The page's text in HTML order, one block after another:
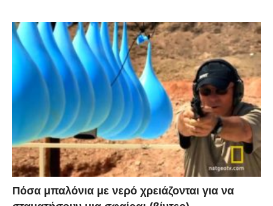
Πόσα μπαλόνια με νερό χρειάζονται για να